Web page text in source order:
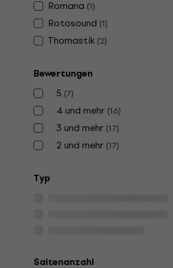
Romana (1)
Rotosound (1)
Thomastik (2)
Bewertungen
5 (7)
4 und mehr (16)
3 und mehr (17)
2 und mehr (17)
Typ
Saitenanzahl